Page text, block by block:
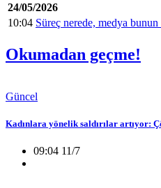
24/05/2026
10:04 Süreç nerede, medya bunun
Okumadan geçme!
Güncel
Kadınlara yönelik saldırılar artıyor:
09:04 11/7